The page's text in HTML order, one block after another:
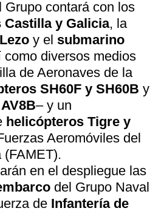
Grupo contará con los
Castilla y Galicia, la
y el submarino
como diversos medios
de Aeronaves de la
SH60F y SH60B y
– y un
helicópteros Tigre y
Aeromóviles del
(FAMET).
en el despliegue las
del Grupo Naval
de Infantería de